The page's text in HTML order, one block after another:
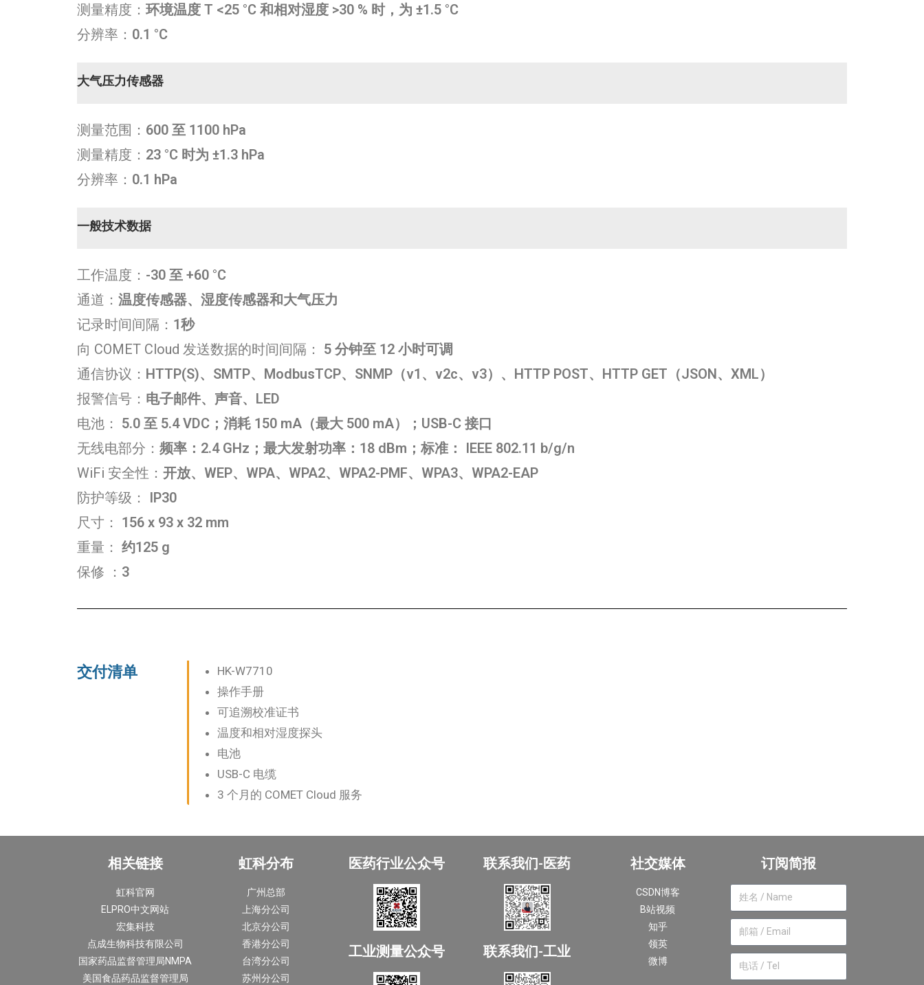
测量精度： 环境温度 T <25 °C 和相对湿度 >30 % 时，为 ±1.5 °C
分辨率： 0.1 °C
大气压力传感器
测量范围： 600 至 1100 hPa
测量精度： 23 °C 时为 ±1.3 hPa
分辨率： 0.1 hPa
一般技术数据
工作温度： -30 至 +60 °C
通道： 温度传感器、湿度传感器和大气压力
记录时间间隔： 1秒
向 COMET Cloud 发送数据的时间间隔： 5 分钟至 12 小时可调
通信协议： HTTP(S)、SMTP、ModbusTCP、SNMP（v1、v2c、v3）、HTTP POST、HTTP GET（JSON、XML）
报警信号： 电子邮件、声音、LED
电池：
5.0 至 5.4 VDC；消耗 150 mA（最大 500 mA）；USB-C 接口
无线电部分： 频率：2.4 GHz；最大发射功率：18 dBm；标准： IEEE 802.11 b/g/n
WiFi 安全性： 开放、WEP、WPA、WPA2、WPA2-PMF、WPA3、WPA2-EAP
防护等级：
IP30
尺寸：
156 x 93 x 32 mm
重量： 约125 g
保修 ： 3
交付清单
HK-W7710
操作手册
可追溯校准证书
温度和相对湿度探头
电池
USB-C 电缆
3 个月的 COMET Cloud 服务
相关链接
虹科官网
ELPRO中文网站
宏集科技
点成生物科技有限公司
国家药品监督管理局NMPA
美国食品药品监督管理局
虹科分布
广州总部
上海分公司
北京分公司
香港分公司
台湾分公司
苏州分公司
医药行业公众号
工业测量公众号
联系我们-医药
联系我们-工业
社交媒体
CSDN博客
B站视频
知乎
领英
微博
订阅简报